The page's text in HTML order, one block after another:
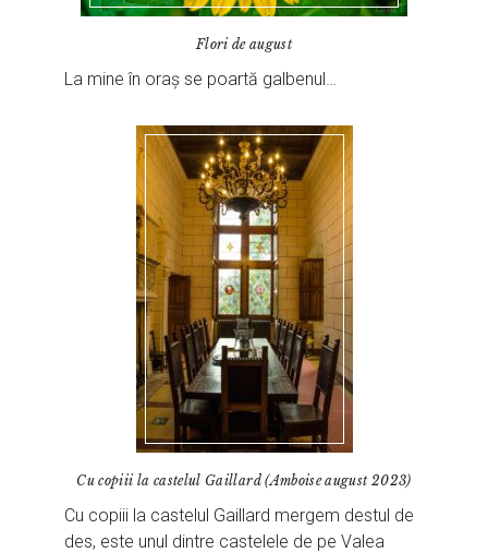
Flori de august
La mine în oraș se poartă galbenul…
Cu copiii la castelul Gaillard (Amboise august 2023)
Cu copiii la castelul Gaillard mergem destul de
des, este unul dintre castelele de pe Valea